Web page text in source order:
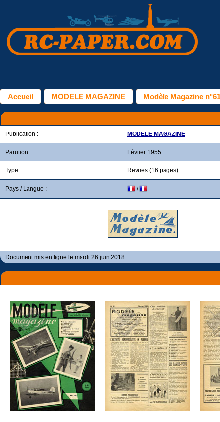
Accueil MODELE MAGAZINE Modèle Magazine
Publication : MODELE MAGAZINE
Parution : Février 1955
Type : Revues (16 pages)
Pays / Langue : /
Document mis en ligne le mardi 26 juin 2018.